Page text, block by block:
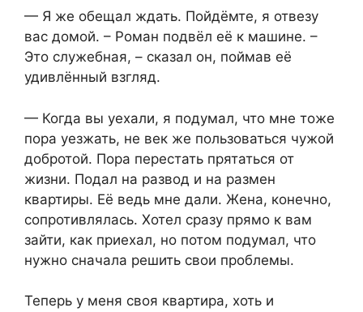
— Я же обещал ждать. Пойдёмте, я отвезу
вас домой. – Роман подвёл её к машине. –
Это служебная, – сказал он, поймав её
удивлённый взгляд.
— Когда вы уехали, я подумал, что мне тоже
пора уезжать, не век же пользоваться чужой
добротой. Пора перестать прятаться от
жизни. Подал на развод и на размен
квартиры. Её ведь мне дали. Жена, конечно,
сопротивлялась. Хотел сразу прямо к вам
зайти, как приехал, но потом подумал, что
нужно сначала решить свои проблемы.
Теперь у меня своя квартира, хоть и